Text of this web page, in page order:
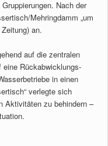
Nach der
Mehringdamm „um
an.
auf die zentralen
eine Rückabwicklungs-
in einen
verlegte sich
Aktivitäten zu behindern –